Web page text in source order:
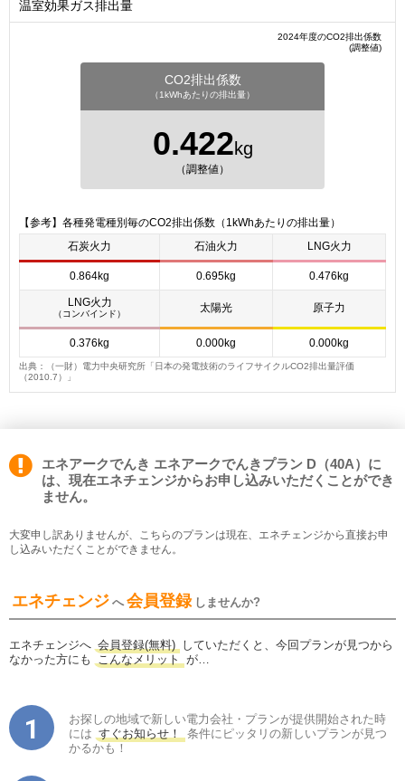
温室効果ガス排出量
2024年度のCO2排出係数
(調整値)
CO2排出係数
（1kWhあたりの排出量）
0.422kg
（調整値）
【参考】各種発電種別毎のCO2排出係数（1kWhあたりの排出量）
石炭火力
石油火力 LNG火力
0.864kg 0.695kg 0.476kg
LNG火力
（コンバインド） 太陽光 原子力
0.376kg 0.000kg 0.000kg
出典：（一財）電力中央研究所「日本の発電技術のライフサイクルCO2排出量評価
（2010.7）」
エネアークでんき エネアークでんきプラン D（40A）に
は、現在エネチェンジからお申し込みいただくことができ
ません。
大変申し訳ありませんが、こちらのプランは現在、エネチェンジから直接お申
し込みいただくことができません。
エネチェンジ へ 会員登録 しませんか?
エネチェンジへ 会員登録(無料) していただくと、今回プランが見つから
なかった方にも
こんなメリット が…
お探しの地域で新しい電力会社・プランが提供開始された時
には すぐお知らせ！
条件にピッタリの新しいプランが見つ
かるかも！